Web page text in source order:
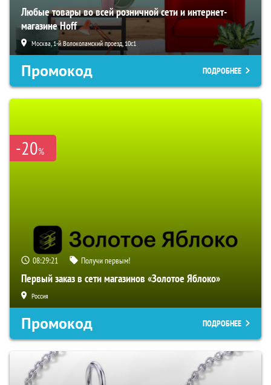
Любые товары во всей розничной сети и интернет-
магазине Hoff
Москва, 1-й Волоколамский проезд, 10с1
Промокод ПОДРОБНЕЕ
-20%
08:29:20 Получи первым!
Первый заказ в сети магазинов «Золотое Яблоко»
Россия
Промокод ПОДРОБНЕЕ